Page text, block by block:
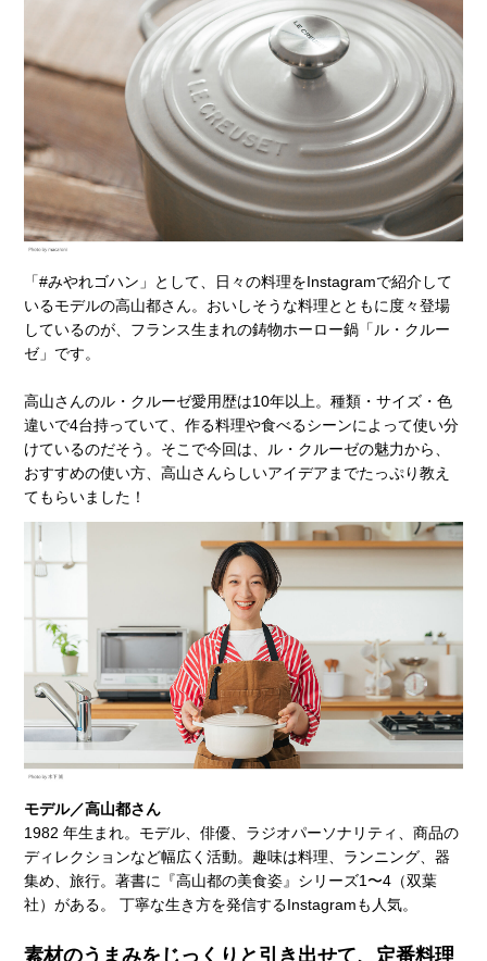
「#みやれゴハン」として、日々の料理をInstagramで紹介して
いるモデルの高山都さん。おいしそうな料理とともに度々登場
しているのが、フランス生まれの鋳物ホーロー鍋「ル・クルー
ゼ」です。
高山さんのル・クルーゼ愛用歴は10年以上。種類・サイズ・色
違いで4台持っていて、作る料理や食べるシーンによって使い分
けているのだそう。そこで今回は、ル・クルーゼの魅力から、
おすすめの使い方、高山さんらしいアイデアまでたっぷり教え
てもらいました！
モデル／高山都さん
1982 年生まれ。モデル、俳優、ラジオパーソナリティ、商品の
ディレクションなど幅広く活動。趣味は料理、ランニング、器
集め、旅行。著書に『高山都の美食姿』シリーズ1〜4（双葉
社）がある。 丁寧な生き方を発信するInstagramも人気。
素材のうまみをじっくりと引き出せて、定番料理